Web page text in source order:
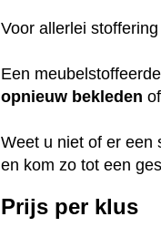
Voor allerlei
Een
opnieuw bekleden
Weet u niet of er
en kom zo tot een
Prijs per klus